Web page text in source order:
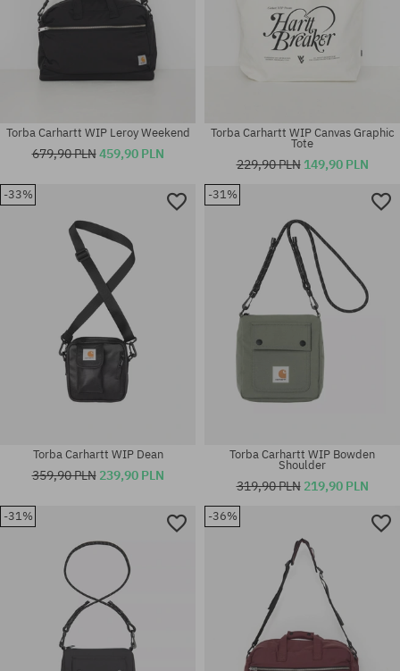
rozmiar uniwersalny rozmiar uniwersalny
rozmiar uniwersalny
Torba Carhartt WIP Leroy Weekend
679,90 PLN459,90 PLN
rozmiar uniwersalny
Torba Carhartt WIP Canvas Graphic
Tote
229,90 PLN 149,90 PLN
-33%
Torba Carhartt WIP Dean
359,90 PLN 239,90 PLN
-31%
Torba Carhartt WIP Bowden
Shoulder
319,90 PLN 219,90 PLN
-31% -36%